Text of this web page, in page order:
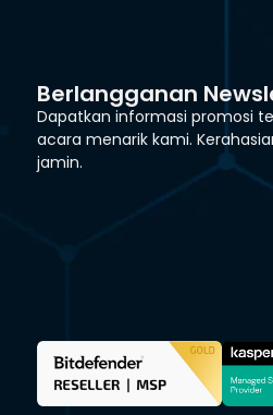
Berlangganan
Dapatkan informasi promosi
acara menarik kami.
jamin.